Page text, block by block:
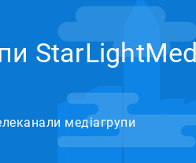
медіагрупи